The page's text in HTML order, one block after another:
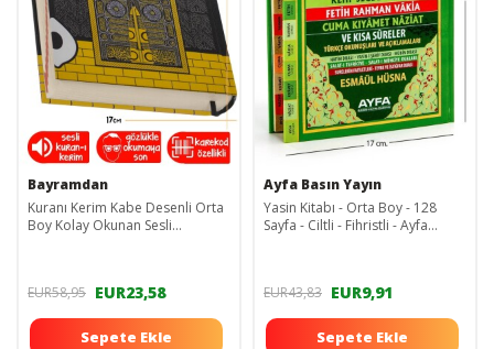
Bayramdan
Kuranı Kerim Kabe Desenli Orta
Boy Kolay Okunan Sesli
EUR58,95 EUR23,58
Sepete Ekle
Ayfa Basın Yayın
Yasin Kitabı - Orta Boy - 128
Sayfa - Ciltli - Fihristli - Ayfa
EUR43,83 EUR9,91
Sepete Ekle